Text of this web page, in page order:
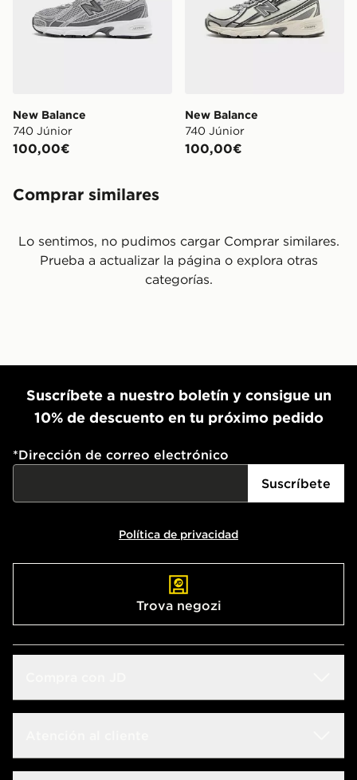
New Balance
740 Júnior
100,00€
New Balance
740 Júnior
100,00€
Comprar similares
Lo sentimos, no pudimos cargar Comprar similares.
Prueba a actualizar la página o explora otras
categorías.
Suscríbete a nuestro boletín y consigue un
10% de descuento en tu próximo pedido
*Dirección de correo electrónico
Suscríbete
Política de privacidad
Trova negozi
Buscador de tiendas